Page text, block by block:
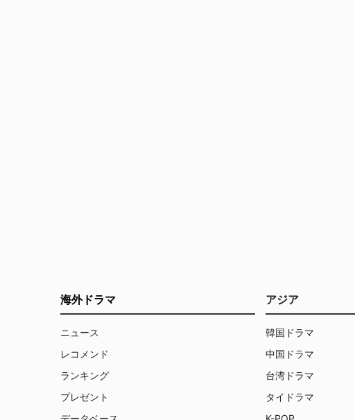
海外ドラマ
ニュース
レコメンド
ランキング
プレゼント
アジア
韓国ドラマ
中国ドラマ
台湾ドラマ
タイドラマ